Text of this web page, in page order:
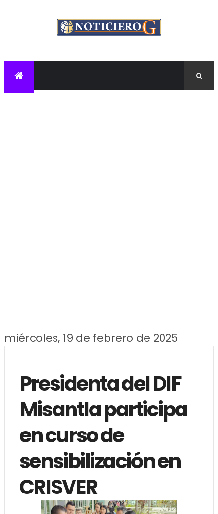
miércoles, 19 de febrero de 2025
Presidenta del DIF
Misantla participa
en curso de
sensibilización en
CRISVER